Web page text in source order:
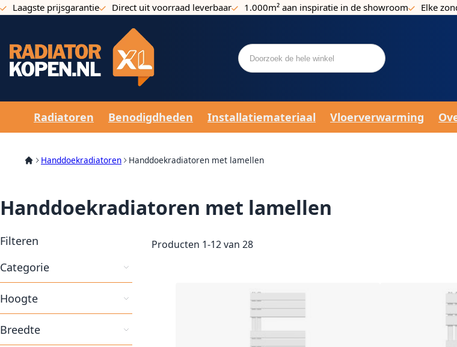
Ga naar de inhoud
Laagste prijsgarantie Direct uit voorraad leverbaar 1.000m² aan inspiratie in de showroom Elke
Radiatoren Benodigdheden Installatiemateriaal Vloerverwarming
Handdoekradiatoren Handdoekradiatoren met lamellen
Handdoekradiatoren met lamellen
Filteren
Categorie
Hoogte
Breedte
Producten 1-12van 28